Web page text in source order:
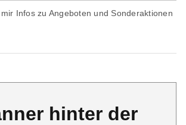
Infos zu Angeboten und Sonderaktionen
hinter der